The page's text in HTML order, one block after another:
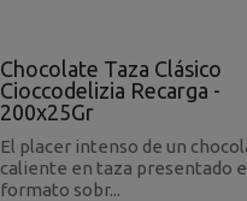
Chocolate Taza Clásico
Cioccodelizia Recarga -
200x25Gr
El placer intenso de un
caliente en taza presentado
formato sobr...